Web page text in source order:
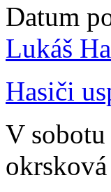
Datum
Lukáš
Hasiči
V